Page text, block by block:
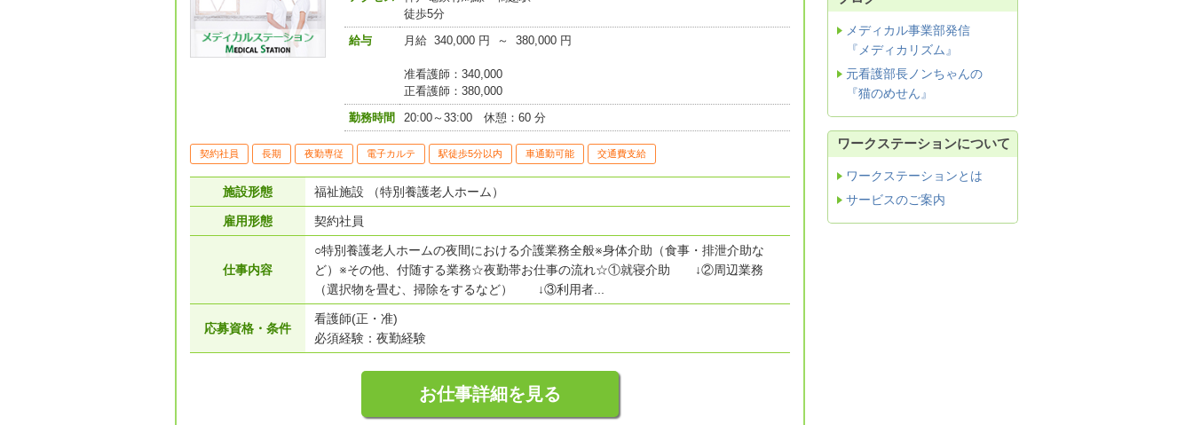
徒歩5分
給与
月給 340,000 円 ～ 380,000 円
准看護師：340,000
正看護師：380,000
勤務時間
20:00～33:00 休憩：60 分
契約社員 長期 夜勤専従 電子カルテ 駅徒歩5分以内 車通勤可能 交通費支給
施設形態 福祉施設 （特別養護老人ホーム）
雇用形態 契約社員
仕事内容
○特別養護老人ホームの夜間における介護業務全般※身体介助（食事・排泄介助な
ど）※その他、付随する業務☆夜勤帯お仕事の流れ☆①就寝介助 ↓②周辺業務
（選択物を畳む、掃除をするなど） ↓③利用者...
応募資格・条件
看護師(正・准)
必須経験：夜勤経験
お仕事詳細を見る
メディカル事業部発信
『メディカリズム』
元看護部長ノンちゃんの
『猫のめせん』
ワークステーションについて
ワークステーションとは
サービスのご案内